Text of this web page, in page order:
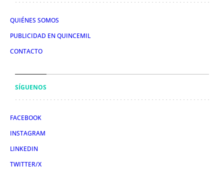
QUIÉNES SOMOS
PUBLICIDAD EN QUINCEMIL
CONTACTO
SÍGUENOS
FACEBOOK
INSTAGRAM
LINKEDIN
TWITTER/X